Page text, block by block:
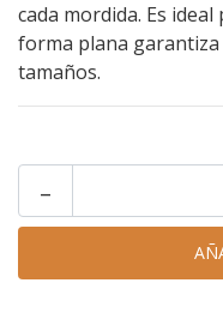
cada mordida. Es
forma plana
tamaños.
-